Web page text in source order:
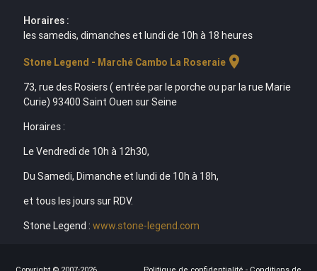
Horaires :
les samedis, dimanches et lundi de 10h à 18 heures
Stone Legend - Marché Cambo La Roseraielocation_on
73, rue des Rosiers ( entrée par le porche ou par la rue Marie
Curie) 93400 Saint Ouen sur Seine
Horaires :
Le Vendredi de 10h à 12h30,
Du Samedi, Dimanche et lundi de 10h à 18h,
et tous les jours sur RDV.
Stone Legend : www.stone-legend.com